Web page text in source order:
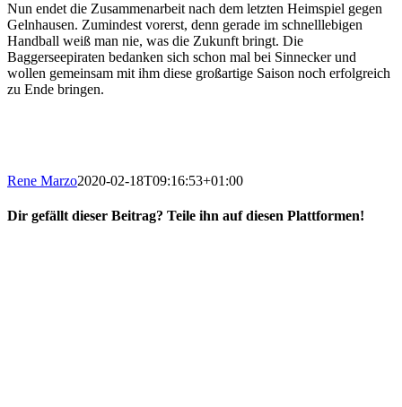
Nun endet die Zusammenarbeit nach dem letzten Heimspiel gegen
Gelnhausen. Zumindest vorerst, denn gerade im schnelllebigen
Handball weiß man nie, was die Zukunft bringt. Die
Baggerseepiraten bedanken sich schon mal bei Sinnecker und
wollen gemeinsam mit ihm diese großartige Saison noch erfolgreich
zu Ende bringen.
Rene Marzo2020-02-18T09:16:53+01:00
Dir gefällt dieser Beitrag? Teile ihn auf diesen Plattformen!